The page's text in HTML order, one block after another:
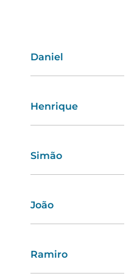
Daniel
Henrique
Simão
João
Ramiro
Albertina
Graça
Marta
Cláudia
Celeste